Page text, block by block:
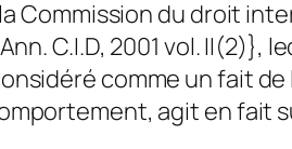
Commission du droit
C.I.D, 2001 vol.
comme un fait
agit en fait